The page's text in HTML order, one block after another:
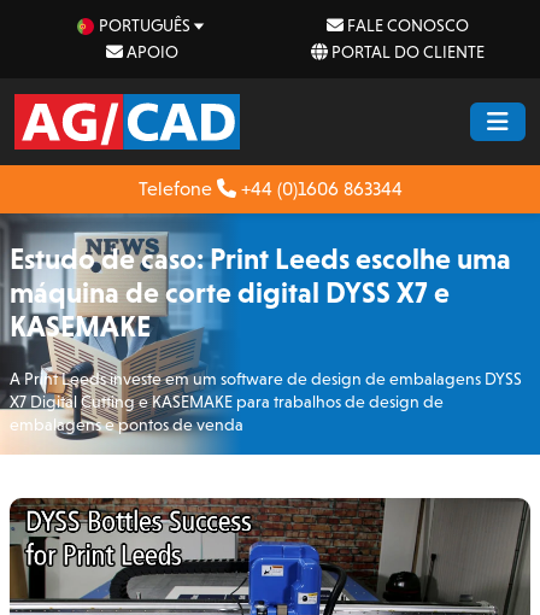
PORTUGUÊS
FALE CONOSCO
APOIO
PORTAL DO CLIENTE
Telefone +44 (0)1606 863344
Estudo de caso: Print Leeds escolhe uma
máquina de corte digital DYSS X7 e
KASEMAKE
A Print Leeds investe em um software de design de embalagens DYSS
X7 Digital Cutting e KASEMAKE para trabalhos de design de
embalagens e pontos de venda